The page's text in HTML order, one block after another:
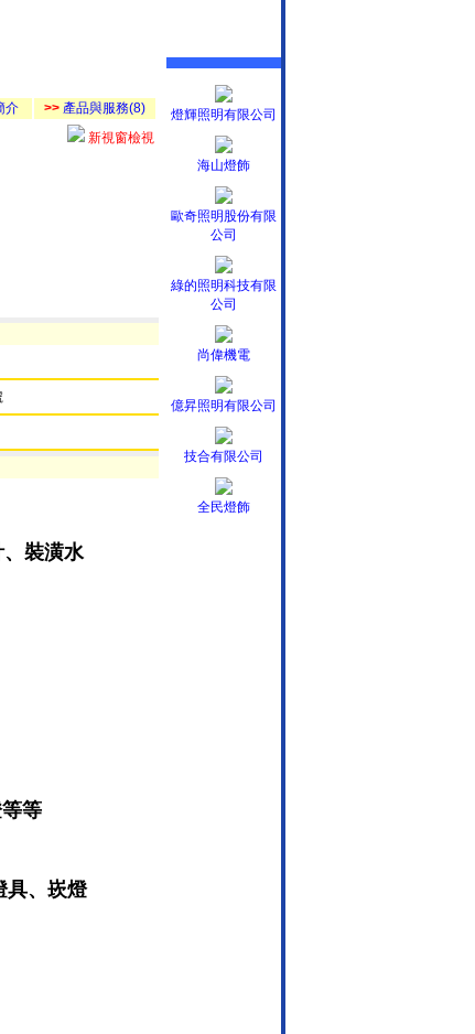
介 >> 產品與服務(8)
新視窗檢視
裝潢水
等
具、崁燈
燈輝照明有限公司
海山燈飾
歐奇照明股份有限
公司
綠的照明科技有限
公司
尚偉機電
億昇照明有限公司
技合有限公司
全民燈飾